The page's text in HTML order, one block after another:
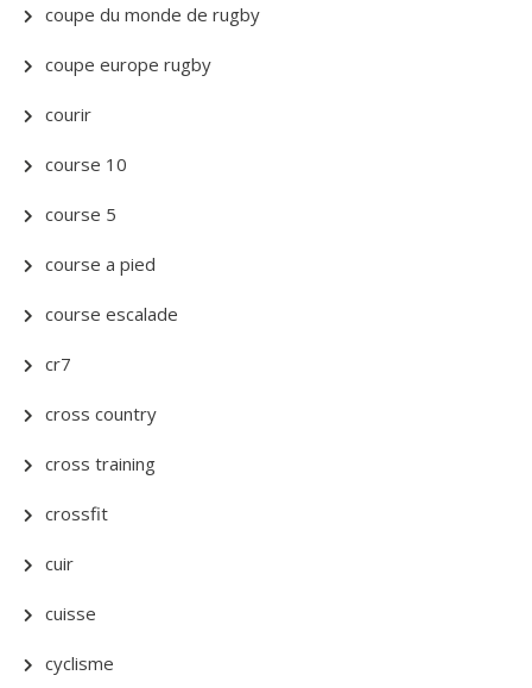
coupe du monde de rugby
coupe europe rugby
courir
course 10
course 5
course a pied
course escalade
cr7
cross country
cross training
crossfit
cuir
cuisse
cyclisme